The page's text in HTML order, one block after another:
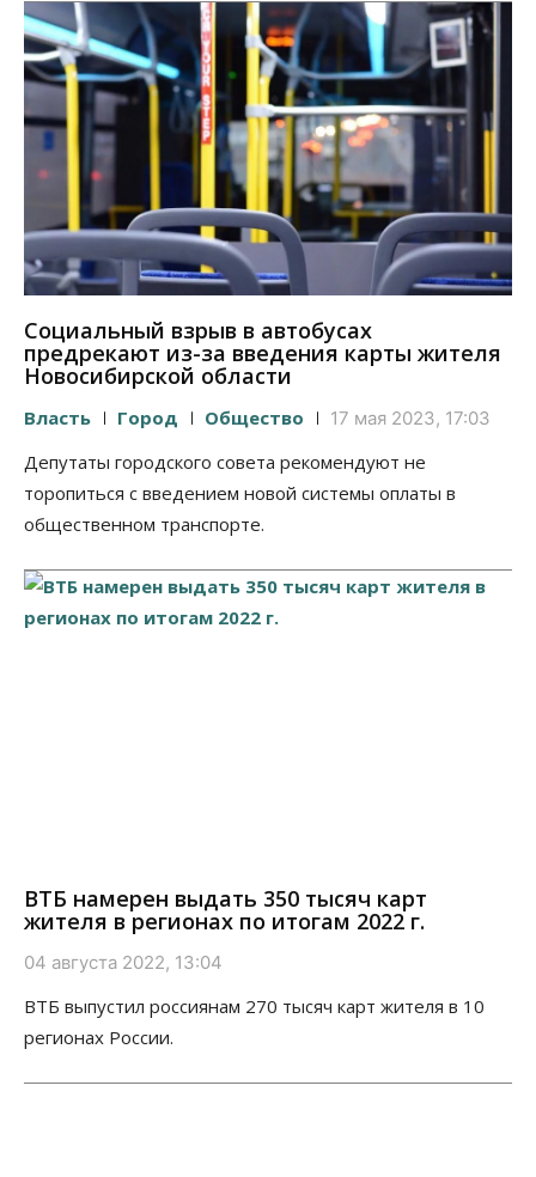
Социальный взрыв в автобусах
предрекают из-за введения карты жителя
Новосибирской области
Власть Город Общество 17 мая 2023, 17:03
Депутаты городского совета рекомендуют не
торопиться с введением новой системы оплаты в
общественном транспорте.
ВТБ намерен выдать 350 тысяч карт
жителя в регионах по итогам 2022 г.
04 августа 2022, 13:04
ВТБ выпустил россиянам 270 тысяч карт жителя в 10
регионах России.